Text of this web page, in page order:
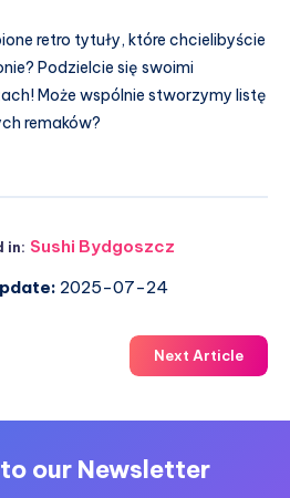
retro tytuły, które chcielibyście
Podzielcie się swoimi
Może wspólnie stworzymy listę
remaków?
in: Sushi Bydgoszcz
2025-07-24
Next Article
our Newsletter